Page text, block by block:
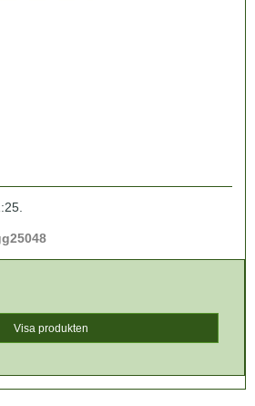
Visa produkten